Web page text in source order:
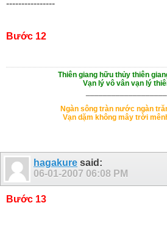
----------------
Bước 12
Thiên giang hữu thủy thiên
Vạn lý vô vân vạn lý
Ngàn sông tràn nước ngàn
Vạn dặm không mây trời
hagakure said:
06-01-2007 06:08 PM
Bước 13